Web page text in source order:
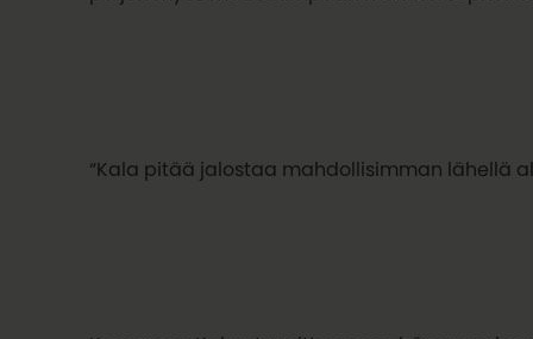
“Kala pitää jalostaa mahdollisimman lähellä